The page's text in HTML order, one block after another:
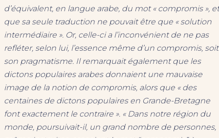
d’équivalent, en langue arabe, du mot « compromis », et
que sa seule traduction ne pouvait être que « solution
intermédiaire ». Or, celle-ci a l’inconvénient de ne pas
refléter, selon lui, l’essence même d’un compromis, soit
son pragmatisme. Il remarquait également que les
dictons populaires arabes donnaient une mauvaise
image de la notion de compromis, alors que « des
centaines de dictons populaires en Grande-Bretagne
font exactement le contraire ». « Dans notre région du
monde, poursuivait-il, un grand nombre de personnes,